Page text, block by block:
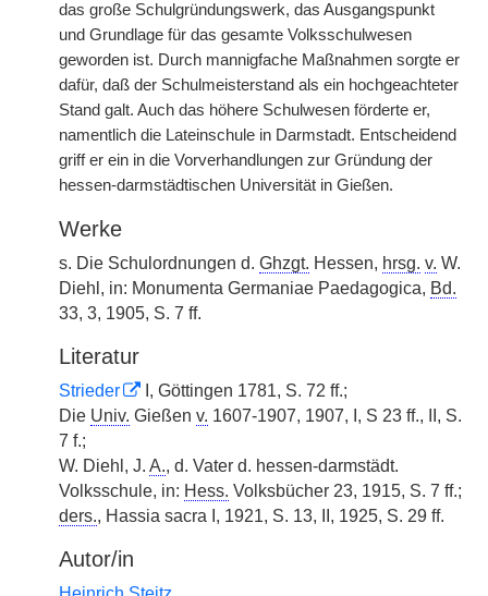
das große Schulgründungswerk, das Ausgangspunkt
und Grundlage für das gesamte Volksschulwesen
geworden ist. Durch mannigfache Maßnahmen sorgte er
dafür, daß der Schulmeisterstand als ein hochgeachteter
Stand galt. Auch das höhere Schulwesen förderte er,
namentlich die Lateinschule in Darmstadt. Entscheidend
griff er ein in die Vorverhandlungen zur Gründung der
hessen-darmstädtischen Universität in Gießen.
Werke
s. Die Schulordnungen d. Ghzgt. Hessen, hrsg. v. W.
Diehl, in: Monumenta Germaniae Paedagogica, Bd.
33, 3, 1905, S. 7 ff.
Literatur
Strieder
I, Göttingen 1781, S. 72 ff.;
Die Univ. Gießen v. 1607-1907, 1907, I, S 23 ff., II, S.
7 f.;
W. Diehl, J. A., d. Vater d. hessen-darmstädt.
Volksschule, in: Hess. Volksbücher 23, 1915, S. 7 ff.;
ders., Hassia sacra I, 1921, S. 13, II, 1925, S. 29 ff.
Autor/in